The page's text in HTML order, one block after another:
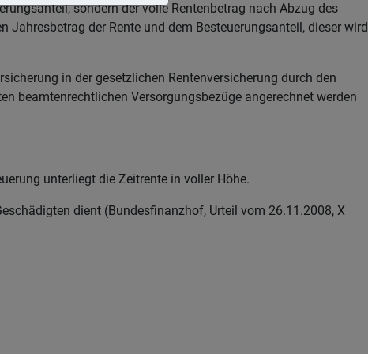
sondern der volle Rentenbetrag nach Abzug des
der Rente und dem Besteuerungsanteil, dieser wird
in der gesetzlichen Rentenversicherung durch den
beamtenrechtlichen Versorgungsbezüge angerechnet werden
unterliegt die Zeitrente in voller Höhe.
dient (Bundesfinanzhof, Urteil vom 26.11.2008, X